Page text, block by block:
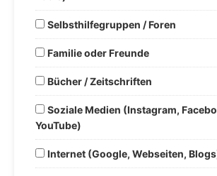
Selbsthilfegruppen / Foren
Familie oder Freunde
Bücher / Zeitschriften
Soziale Medien (Instagram,
YouTube)
Internet (Google, Webseiten,